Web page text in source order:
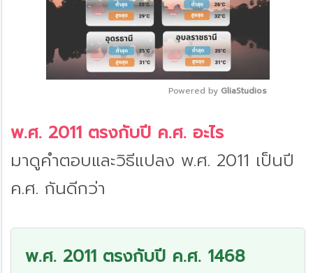
Powered by GliaStudios
พ.ศ. 2011 ตรงกับปี ค.ศ. อะไร
มาดูคำตอบและวิธีแปลง พ.ศ. 2011 เป็นปี
ค.ศ. กันดีกว่า
พ.ศ. 2011 ตรงกับปี ค.ศ. 1468